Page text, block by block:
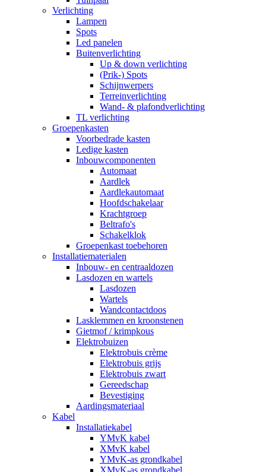
Verlichting
Lampen
Spots
Led panelen
Buitenverlichting
Up & down verlichting
(Prik-) Spots
Schijnwerpers
Terreinverlichting
Wand- & plafondverlichting
TL verlichting
Groepenkasten
Voorbedrade kasten
Ledige kasten
Inbouwcomponenten
Automaat
Aardlek
Aardlekautomaat
Hoofdschakelaar
Krachtgroep
Beltrafo's
Schakelklok
Groepenkast toebehoren
Installatiematerialen
Inbouw- en centraaldozen
Lasdozen en wartels
Lasdozen
Wartels
Wandcontactdoos
Lasklemmen en kroonstenen
Gietmof / krimpkous
Elektrobuizen
Elektrobuis crème
Elektrobuis grijs
Elektrobuis zwart
Gereedschap
Bevestiging
Aardingsmateriaal
Kabel
Installatiekabel
YMvK kabel
XMvK kabel
YMvK-as grondkabel
XMvK-as grondkabel